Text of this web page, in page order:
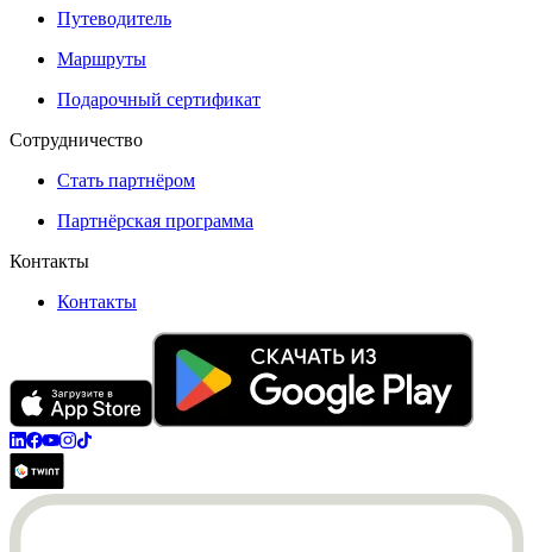
Путеводитель
Маршруты
Подарочный сертификат
Сотрудничество
Стать партнёром
Партнёрская программа
Контакты
Контакты